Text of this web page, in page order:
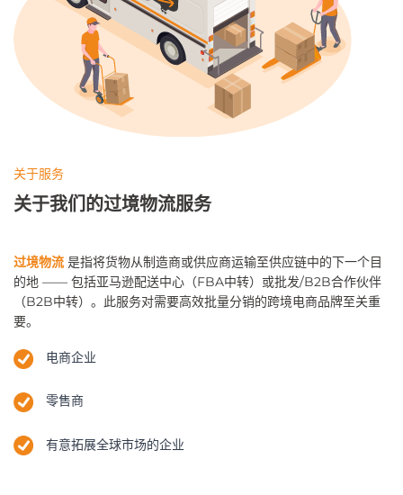
关于服务
关于我们的过境物流服务
过境物流 是指将货物从制造商或供应商运输至供应链中的下一个目
的地 —— 包括亚马逊配送中心（FBA中转）或批发/B2B合作伙伴
（B2B中转）。此服务对需要高效批量分销的跨境电商品牌至关重
要。
电商企业
零售商
有意拓展全球市场的企业